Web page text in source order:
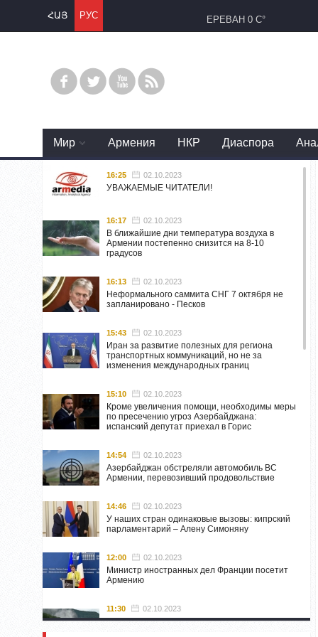
ՀԱՅ РУС ЕРЕВАН 0 C°
Mир Армения НКР Диаспора
16:25 02.10.2023
УВАЖАЕМЫЕ ЧИТАТЕЛИ!
16:17 02.10.2023
В ближайшие дни температура воздуха в
Армении постепенно снизится на 8-10
градусов
16:13 02.10.2023
Неформального саммита СНГ 7 октября не
запланировано - Песков
15:43 02.10.2023
Иран за развитие полезных для региона
транспортных коммуникаций, но не за
изменения международных границ
15:10 02.10.2023
Кроме увеличения помощи, необходимы меры
по пресечению угроз Азербайджана:
испанский депутат приехал в Горис
14:54 02.10.2023
Азербайджан обстреляли автомобиль ВС
Армении, перевозивший продовольствие
14:46 02.10.2023
У наших стран одинаковые вызовы: кипрский
парламентарий – Алену Симоняну
12:00 02.10.2023
Министр иностранных дел Франции посетит
Армению
11:30 02.10.2023
Самвел Шахраманян и группа ответственных